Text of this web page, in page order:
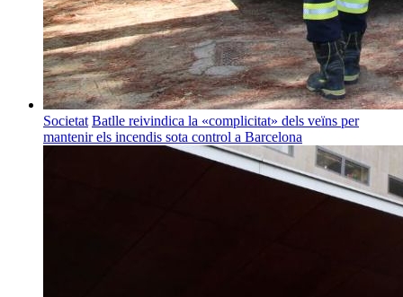
Societat Batlle reivindica la «complicitat» dels veïns per
mantenir els incendis sota control a Barcelona